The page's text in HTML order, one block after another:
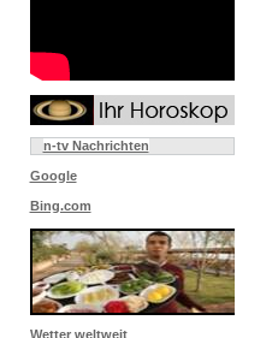
n-tv Nachrichten
Google
Bing.com
Wetter weltweit